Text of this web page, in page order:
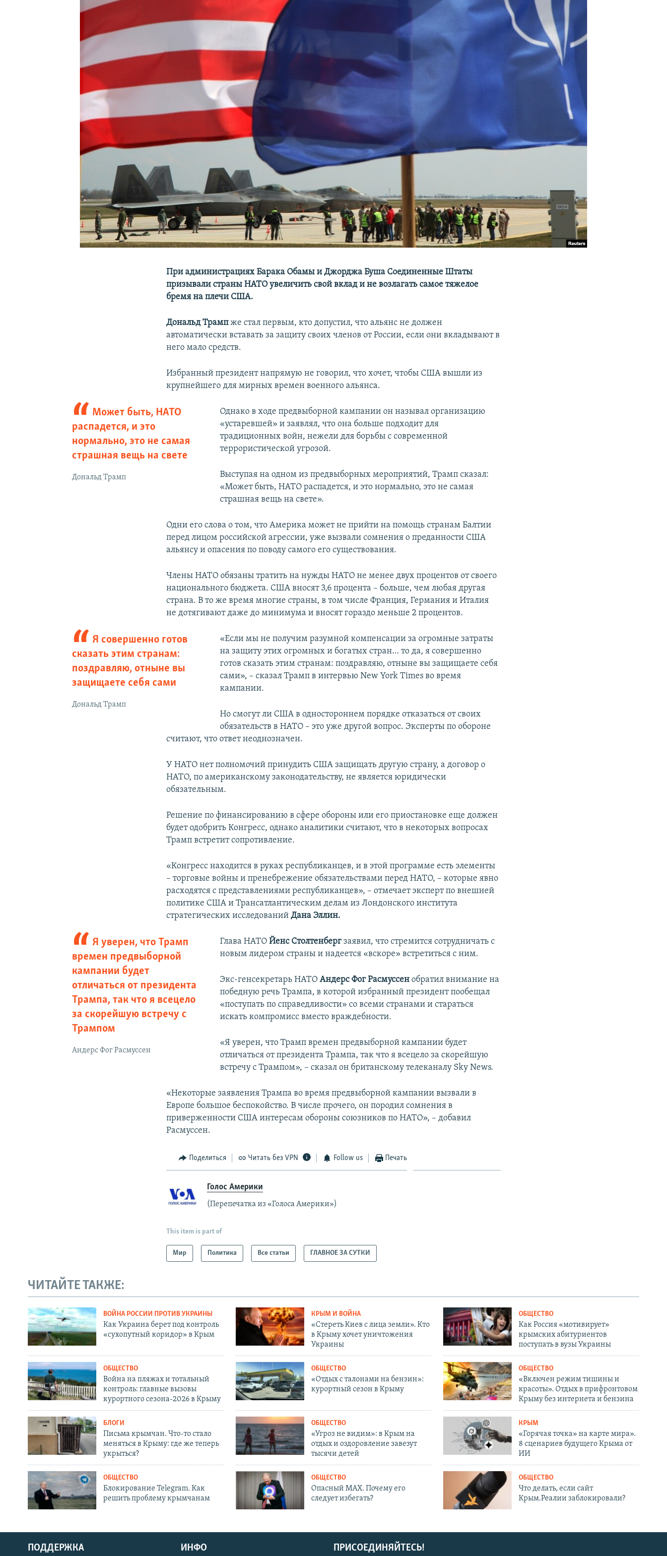
При администрациях Барака Обамы и Джорджа Буша Соединенные Штаты
призывали страны НАТО увеличить свой вклад и не возлагать самое тяжелое
бремя на плечи США.
Дональд Трампже стал первым, кто допустил, что альянс не должен
автоматически вставать за защиту своих членов от России, если они вкладывают в
него мало средств.
Избранный президент напрямую не говорил, что хочет, чтобы США вышли из
крупнейшего для мирных времен военного альянса.
Может быть, НАТО
распадется, и это
нормально, это не самая
страшная вещь на свете
Дональд Трамп
Однако в ходе предвыборной кампании он называл организацию
«устаревшей» и заявлял, что она больше подходит для
традиционных войн, нежели для борьбы с современной
террористической угрозой.
Выступая на одном из предвыборных мероприятий, Трамп сказал:
«Может быть, НАТО распадется, и это нормально, это не самая
страшная вещь на свете».
Одни его слова о том, что Америка может не прийти на помощь странам Балтии
перед лицом российской агрессии, уже вызвали сомнения о преданности США
альянсу и опасения по поводу самого его существования.
Члены НАТО обязаны тратить на нужды НАТО не менее двух процентов от своего
национального бюджета. США вносят 3,6 процента – больше, чем любая другая
страна. В то же время многие страны, в том числе Франция, Германия и Италия
не дотягивают даже до минимума и вносят гораздо меньше 2 процентов.
Я совершенно готов
сказать этим странам:
поздравляю, отныне вы
защищаете себя сами
Дональд Трамп
«Если мы не получим разумной компенсации за огромные затраты
на защиту этих огромных и богатых стран… то да, я совершенно
готов сказать этим странам: поздравляю, отныне вы защищаете себя
сами», – сказал Трамп в интервью New York Times во время
кампании.
Но смогут ли США в одностороннем порядке отказаться от своих
обязательств в НАТО – это уже другой вопрос. Эксперты по обороне
считают, что ответ неоднозначен.
У НАТО нет полномочий принудить США защищать другую страну, а договор о
НАТО, по американскому законодательству, не является юридически
обязательным.
Решение по финансированию в сфере обороны или его приостановке еще должен
будет одобрить Конгресс, однако аналитики считают, что в некоторых вопросах
Трамп встретит сопротивление.
«Конгресс находится в руках республиканцев, и в этой программе есть элементы
– торговые войны и пренебрежение обязательствами перед НАТО, – которые явно
расходятся с представлениями республиканцев», – отмечает эксперт по внешней
политике США и Трансатлантическим делам из Лондонского института
стратегических исследованийДана Эллин.
Я уверен, что Трамп
времен предвыборной
кампании будет
отличаться от президента
Трампа, так что я всецело
за скорейшую встречу с
Трампом
Андерс Фог Расмуссен
Глава НАТО Йенс Столтенбергзаявил, что стремится сотрудничать с
новым лидером страны и надеется «вскоре» встретиться с ним.
Экс-генсекретарь НАТО Андерс Фог Расмуссен обратил внимание на
победную речь Трампа, в которой избранный президент пообещал
«поступать по справедливости» со всеми странами и стараться
искать компромисс вместо враждебности.
«Я уверен, что Трамп времен предвыборной кампании будет
отличаться от президента Трампа, так что я всецело за скорейшую
встречу с Трампом», – сказал он британскому телеканалу Sky News.
«Некоторые заявления Трампа во время предвыборной кампании вызвали в
Европе большое беспокойство. В числе прочего, он породил сомнения в
приверженности США интересам обороны союзников по НАТО», – добавил
Расмуссен.
Поделиться Читать без VPN Follow us Печать
Голос Америки
(Перепечатка из «Голоса Америки»)
This item is part of
Мир Политика Все статьи ГЛАВНОЕ ЗА СУТКИ
ЧИТАЙТЕ ТАКЖЕ:
ВОЙНА РОССИИ ПРОТИВ УКРАИНЫ
Как Украина берет под контроль
«сухопутный коридор» в Крым
КРЫМ И ВОЙНА
«Стереть Киев с лица земли». Кто
в Крыму хочет уничтожения
Украины
ОБЩЕСТВО
Как Россия «мотивирует»
крымских абитуриентов
поступать в вузы Украины
ОБЩЕСТВО
Война на пляжах и тотальный
контроль: главные вызовы
курортного сезона-2026 в Крыму
ОБЩЕСТВО
«Отдых с талонами на бензин»:
курортный сезон в Крыму
ОБЩЕСТВО
«Включен режим тишины и
красоты». Отдых в прифронтовом
Крыму без интернета и бензина
БЛОГИ
Письма крымчан. Что-то стало
меняться в Крыму: где же теперь
укрыться?
ОБЩЕСТВО
«Угроз не видим»: в Крым на
отдых и оздоровление завезут
тысячи детей
КРЫМ
«Горячая точка» на карте мира».
8 сценариев будущего Крыма от
ИИ
ОБЩЕСТВО
Блокирование Telegram. Как
решить проблему крымчанам
ОБЩЕСТВО
Опасный MAX. Почему его
следует избегать?
ОБЩЕСТВО
Что делать, если сайт
Крым.Реалии заблокировали?
ПРИСОЕДИНЯЙТЕСЬ!
ПОДДЕРЖКА ИНФО